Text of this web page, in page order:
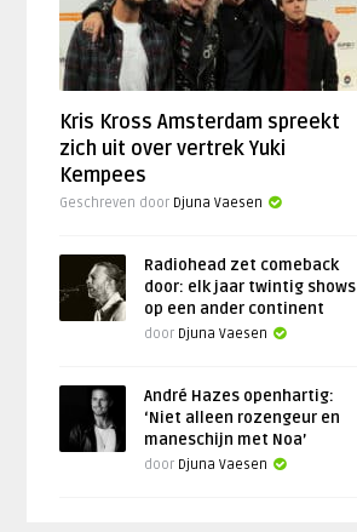
Kris Kross Amsterdam spreekt
zich uit over vertrek Yuki
Kempees
Geschreven door Djuna Vaesen
Radiohead zet comeback
door: elk jaar twintig shows
op een ander continent
door Djuna Vaesen
André Hazes openhartig:
‘Niet alleen rozengeur en
maneschijn met Noa’
door Djuna Vaesen